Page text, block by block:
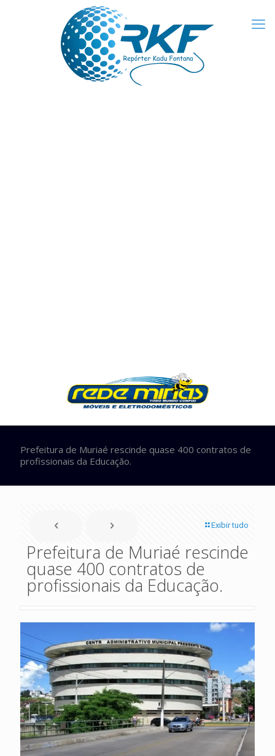
Prefeitura de Muriaé rescinde quase 400 contratos de
profissionais da Educação.
Exibir tudo
Prefeitura de Muriaé rescinde
quase 400 contratos de
profissionais da Educação.